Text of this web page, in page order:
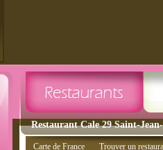
Restaurant Cale 29 Saint-
Carte de France Trouver un